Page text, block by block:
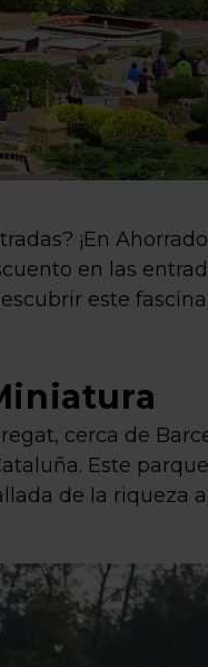
¡En
en las
este
cerca de
Este
de la riqueza